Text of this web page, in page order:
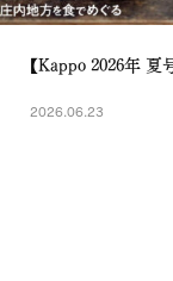
【Kappo 2026年 夏
2026.06.23